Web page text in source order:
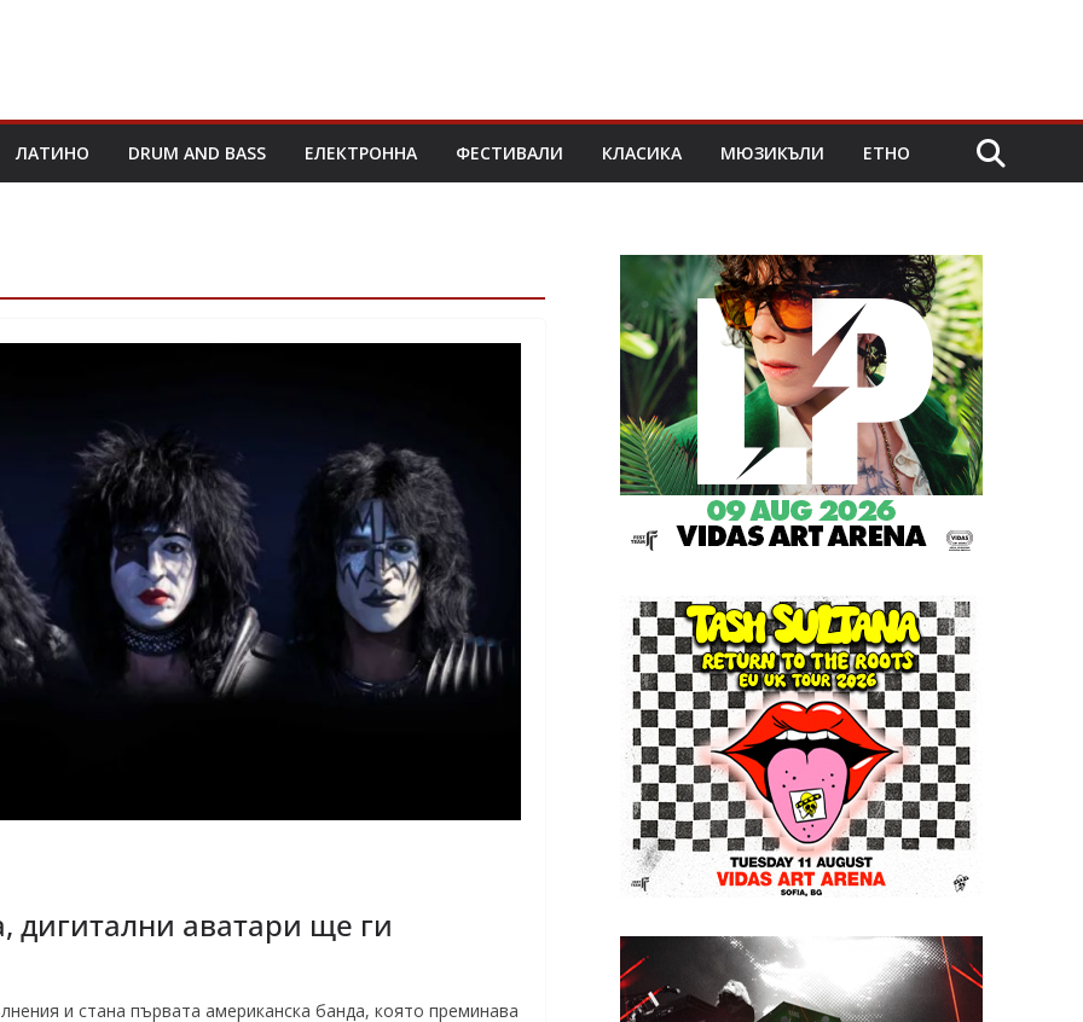
ЛАТИНО DRUM AND BASS ЕЛЕКТРОННА ФЕСТИВАЛИ КЛАСИКА МЮЗИКЪЛИ ЕТНО
дигитални аватари ще ги
и стана първата американска банда, която преминава